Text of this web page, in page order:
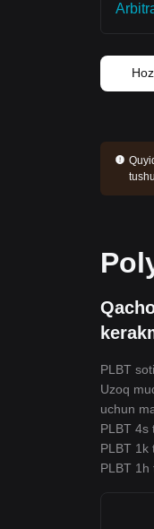
PLBT
Uzoq
uchun
PLBT 4s
PLBT 1k
PLBT 1h